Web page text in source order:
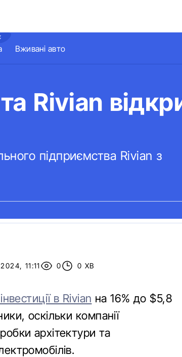
Вживані авто
Rivian
підприємства Rivian з
11:11 0 0 ХВ
в Rivian на 16% до $5,8
оскільки компанії
архітектури та